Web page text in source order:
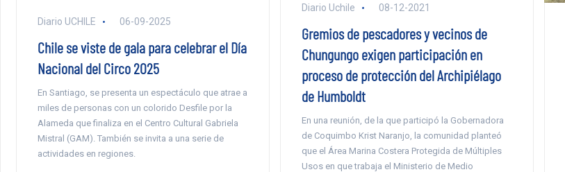
Diario UCHILE 06-09-2025
Chile se viste de gala para celebrar el Día
Nacional del Circo 2025
En Santiago, se presenta un espectáculo que atrae a
miles de personas con un colorido Desfile por la
Alameda que finaliza en el Centro Cultural Gabriela
Mistral (GAM). También se invita a una serie de
actividades en regiones.
Diario Uchile 08-12-2021
Gremios de pescadores y vecinos de
Chungungo exigen participación en
proceso de protección del Archipiélago
de Humboldt
En una reunión, de la que participó la Gobernadora
de Coquimbo Krist Naranjo, la comunidad planteó
que el Área Marina Costera Protegida de Múltiples
Usos en que trabaja el Ministerio de Medio